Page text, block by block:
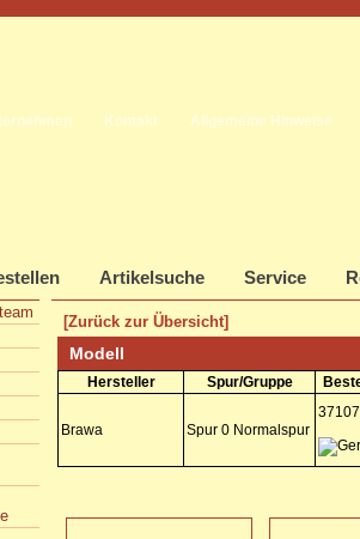
Kontakt Allgemeine Hinweise
Artikelsuche Service
[Zurück zur Übersicht]
Modell
Hersteller Spur/Gruppe
Brawa Spur 0 Normalspur
37107